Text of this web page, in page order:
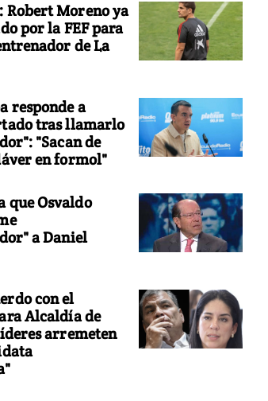
Robert Moreno ya
por la FEF para
de La
responde a
tras llamarlo
"Sacan de
en formol"
que Osvaldo
a Daniel
con el
Alcaldía de
arremeten